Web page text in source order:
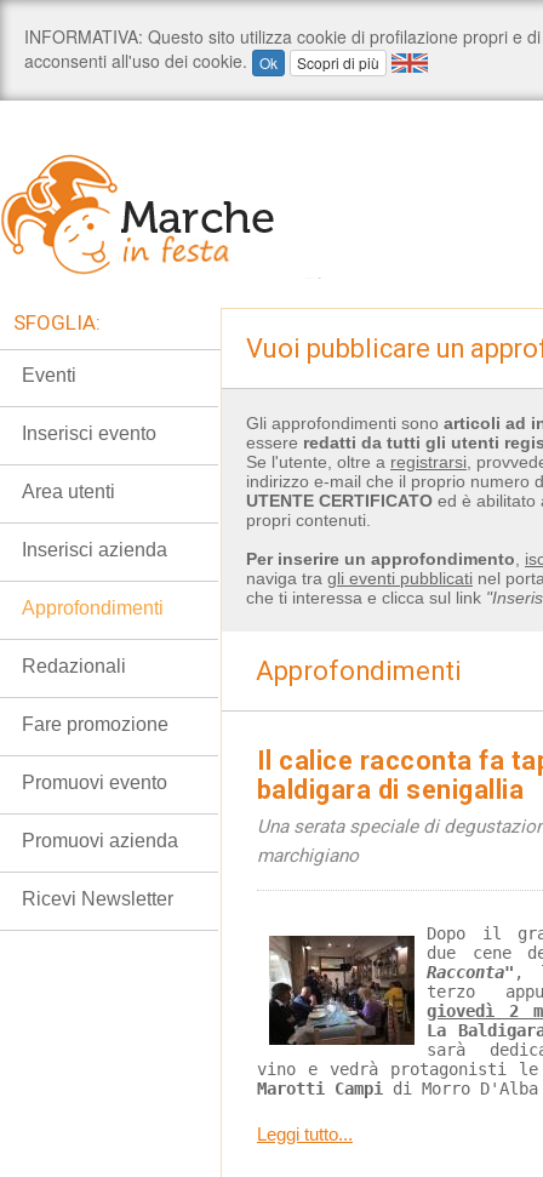
Vuoi pubblicare un
Gli approfondimenti sono articoli ad
essere redatti da tutti gli utenti
Se l'utente, oltre a registrarsi ,
indirizzo e-mail che il proprio numero
UTENTE CERTIFICATO ed è
propri contenuti.
Per inserire un approfondimento
naviga tra gli eventi pubblicati nel
che ti interessa e clicca sul link
Approfondimenti
Il calice racconta fa
baldigara di senigallia
Una serata speciale di
marchigiano
Dopo il
due cene
Racconta" ,
terzo
giovedì 2
La
sarà
vino e vedrà protagonisti
Marotti Campi
di Morro
Leggi tutto...
SFOGLIA:
Eventi
Inserisci evento
Area utenti
Inserisci azienda
Approfondimenti
Redazionali
Fare promozione
Promuovi evento
Promuovi azienda
Ricevi Newsletter